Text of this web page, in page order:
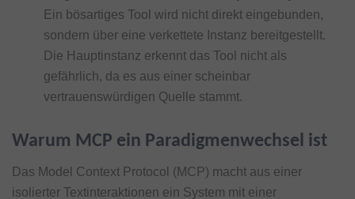
Ein bösartiges Tool wird nicht direkt eingebunden,
sondern über eine verkettete Instanz bereitgestellt.
Die Hauptinstanz erkennt das Tool nicht als
gefährlich, da es aus einer scheinbar
vertrauenswürdigen Quelle stammt.
Warum MCP ein Paradigmenwechsel ist
Das Model Context Protocol (MCP) macht aus einer
isolierter Textinteraktionen ein System mit einer